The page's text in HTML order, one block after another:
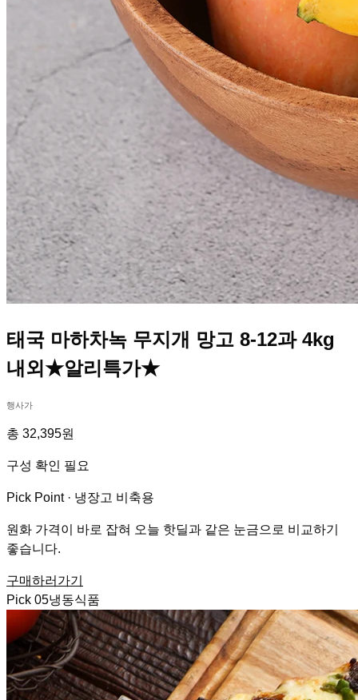
태국 마하차녹 무지개 망고 8-12과 4kg
내외★알리특가★
행사가
총 32,395원
구성 확인 필요
Pick Point · 냉장고 비축용
원화 가격이 바로 잡혀 오늘 핫딜과 같은 눈금으로 비교하기
좋습니다.
구매하러가기
Pick 05냉동식품